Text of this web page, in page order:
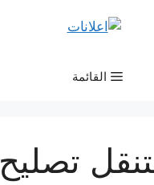
القائمة
تصليح